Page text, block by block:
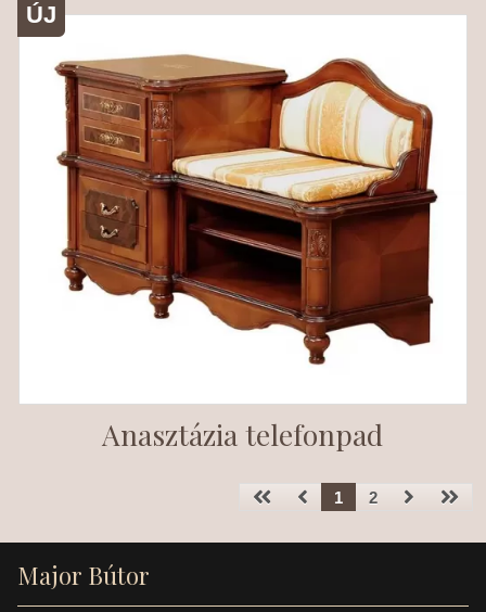
ÚJ
Anasztázia telefonpad
1 2
Major Bútor